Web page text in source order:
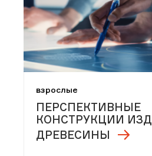
взрослые
ПЕРСПЕКТИВНЫЕ
КОНСТРУКЦИИ
ДРЕВЕСИНЫ